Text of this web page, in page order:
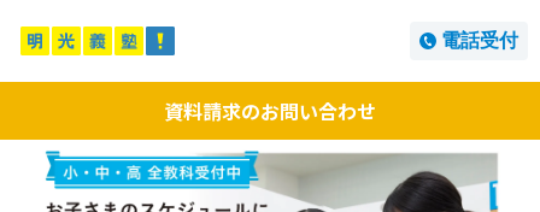
電話受付
資料請求のお問い合わせ